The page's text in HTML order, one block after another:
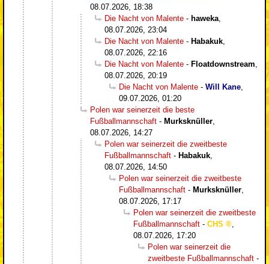
08.07.2026, 18:38
Die Nacht von Malente - haweka
08.07.2026, 23:04
Die Nacht von Malente - Habakuk
08.07.2026, 22:16
Die Nacht von Malente - Floatdownstream
08.07.2026, 20:19
Die Nacht von Malente - Will Kane
09.07.2026, 01:20
Polen war seinerzeit die beste
Fußballmannschaft - Murksknüller
08.07.2026, 14:27
Polen war seinerzeit die zweitbeste
Fußballmannschaft - Habakuk
08.07.2026, 14:50
Polen war seinerzeit die zweitbeste
Fußballmannschaft - Murksknüller
08.07.2026, 17:17
Polen war seinerzeit die zweitbeste
Fußballmannschaft - CHS
08.07.2026, 17:20
Polen war seinerzeit die
zweitbeste Fußballmannschaft -